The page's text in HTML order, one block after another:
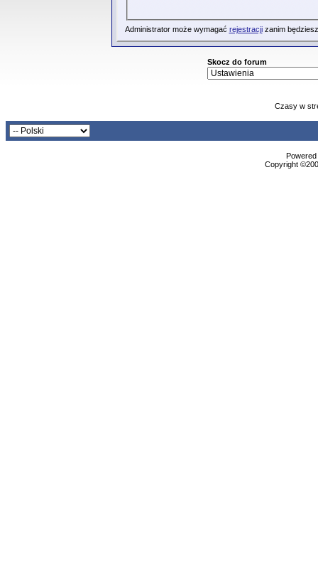
Administrator może wymagać rejestracjizanim
Skocz do forum
Czasy w
Copyright